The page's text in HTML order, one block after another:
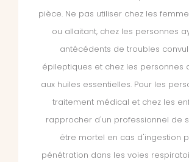
pièce. Ne pas utiliser chez les
ou allaitant, chez les personnes
antécédents de troubles
épileptiques et chez les personnes
aux huiles essentielles. Pour les
traitement médical et chez les
rapprocher d'un professionnel de
être mortel en cas d'ingestion
pénétration dans les voies